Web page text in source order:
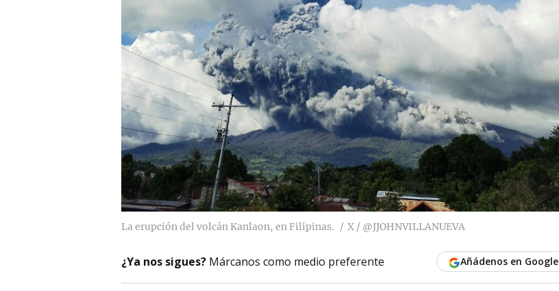
La erupción del volcán Kanlaon, en Filipinas. X / @JJOHNVILLANUEVA
¿Ya nos sigues? Márcanos como medio preferente Añádenos en Google